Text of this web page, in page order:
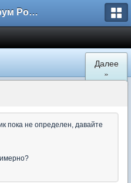
Автофорум Ростова-на-Дону
Далее
»
пока не определен, давайте